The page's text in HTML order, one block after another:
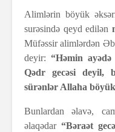
Alimlərin böyük
surəsində qeyd edilən
Müfəssir alimlərdən
deyir: “Həmin
Qədr gecəsi deyil,
sürənlər Allaha
Bunlardan əlavə,
əlaqədar “Bəraət